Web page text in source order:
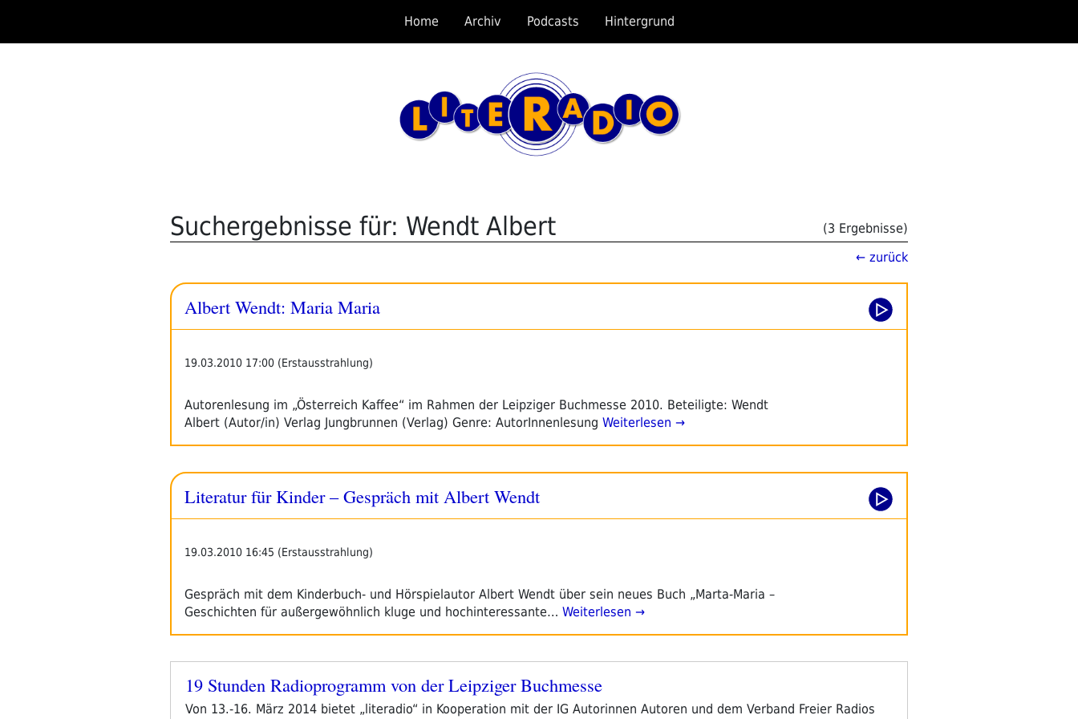
springen
Home Archiv Podcasts Hintergrund
Suchergebnisse für: Wendt Albert
(3 Ergebnisse)
← zurück
Albert Wendt: Maria Maria
19.03.2010 17:00 (Erstausstrahlung)
Autorenlesung im „Österreich Kaffee“ im Rahmen der Leipziger Buchmesse 2010. Beteiligte: Wendt
Albert (Autor/in) Verlag Jungbrunnen (Verlag) Genre: AutorInnenlesung Weiterlesen →
Literatur für Kinder – Gespräch mit Albert Wendt
19.03.2010 16:45 (Erstausstrahlung)
Gespräch mit dem Kinderbuch- und Hörspielautor Albert Wendt über sein neues Buch „Marta-Maria –
Geschichten für außergewöhnlich kluge und hochinteressante… Weiterlesen →
Veröffentlicht
19 Stunden Radioprogramm von der Leipziger Buchmesse
Von 13.-16. März 2014 bietet „literadio“ in Kooperation mit der IG Autorinnen Autoren und dem Verband Freier Radios